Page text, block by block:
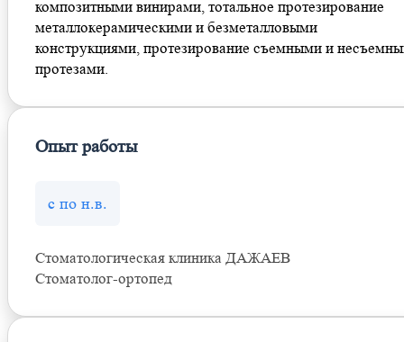
композитными винирами, тотальное протезирование
металлокерамическими и безметалловыми
конструкциями, протезирование съемными и
протезами.
Опыт работы
с по н.в.
Стоматологическая клиника ДАЖАЕВ
Стоматолог-ортопед